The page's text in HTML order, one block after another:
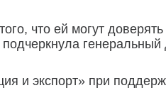
что ей могут
генеральный
и экспорт» при